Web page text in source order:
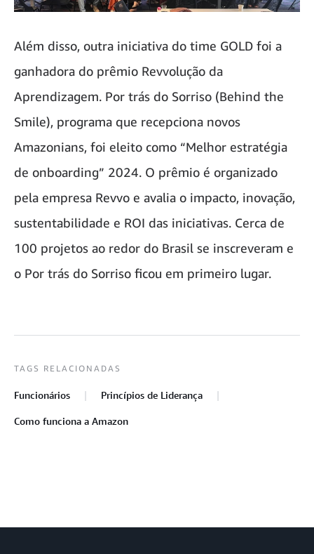
Além disso, outra iniciativa do time GOLD foi a
ganhadora do prêmio Revvolução da
Aprendizagem. Por trás do Sorriso (Behind the
Smile), programa que recepciona novos
Amazonians, foi eleito como “Melhor estratégia
de onboarding” 2024. O prêmio é organizado
pela empresa Revvo e avalia o impacto, inovação,
sustentabilidade e ROI das iniciativas. Cerca de
100 projetos ao redor do Brasil se inscreveram e
o Por trás do Sorriso ficou em primeiro lugar.
TAGS RELACIONADAS
Funcionários Princípios de Liderança
Como funciona a Amazon